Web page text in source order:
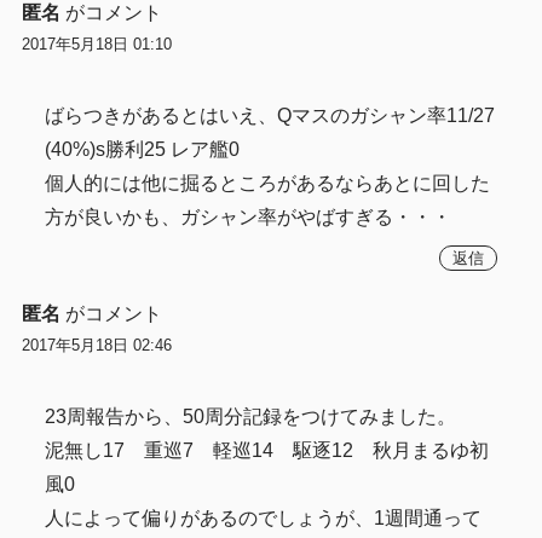
匿名 がコメント
2017年5月18日 01:10
ばらつきがあるとはいえ、Qマスのガシャン率11/27
(40%)s勝利25 レア艦0
個人的には他に掘るところがあるならあとに回した
方が良いかも、ガシャン率がやばすぎる・・・
返信
匿名 がコメント
2017年5月18日 02:46
23周報告から、50周分記録をつけてみました。
泥無し17 重巡7 軽巡14 駆逐12 秋月まるゆ初
風0
人によって偏りがあるのでしょうが、1週間通って